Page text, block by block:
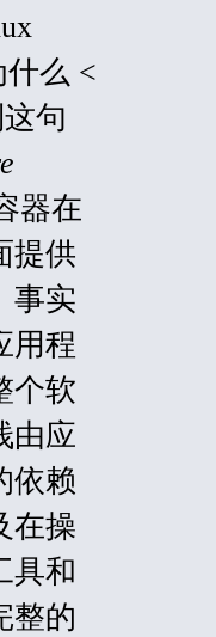
什么 <
句
器在
提供
事实
用程
个软
由应
依赖
在操
具和
整的